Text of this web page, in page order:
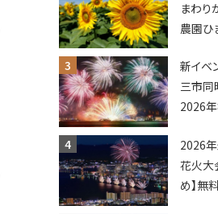
まわり
農園ひ
ポット
登場！
フリー
新イベ
三市同
2026
マーケ
2026
花火大
め】無